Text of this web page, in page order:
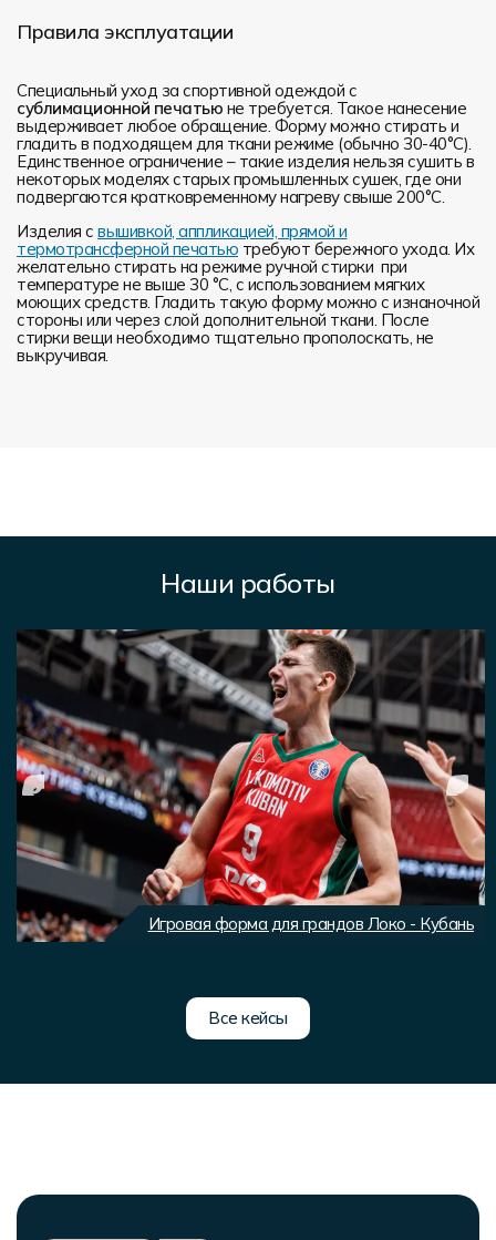
Правила эксплуатации
Специальный уход за спортивной одеждой с
сублимационной печатью не требуется. Такое нанесение
выдерживает любое обращение. Форму можно стирать и
гладить в подходящем для ткани режиме (обычно 30-40°С).
Единственное ограничение – такие изделия нельзя сушить в
некоторых моделях старых промышленных сушек, где они
подвергаются кратковременному нагреву свыше 200°С.
Изделия с вышивкой, аппликацией, прямой и
термотрансферной печатью требуют бережного ухода. Их
желательно стирать на режиме ручной стирки при
температуре не выше 30 °C, с использованием мягких
моющих средств. Гладить такую форму можно с изнаночной
стороны или через слой дополнительной ткани. После
стирки вещи необходимо тщательно прополоскать, не
выкручивая.
Наши работы
Игровая форма для грандов Локо - Кубань
Все кейсы